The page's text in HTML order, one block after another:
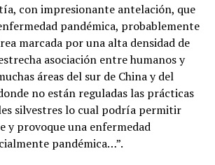
con impresionante antelación, que
pandémica, probablemente
marcada por una alta densidad de
asociación entre humanos y
áreas del sur de China y del
no están reguladas las prácticas
silvestres lo cual podría permitir
y provoque una enfermedad
pandémica…”.